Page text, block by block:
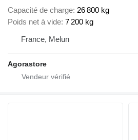
Capacité de charge 26 800 kg
Poids net à vide 7 200 kg
France, Melun
Agorastore